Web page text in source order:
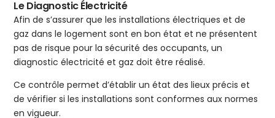
Le Diagnostic Électricité
Afin de s’assurer que les installations électriques et de
gaz dans le logement sont en bon état et ne présentent
pas de risque pour la sécurité des occupants, un
diagnostic électricité et gaz doit être réalisé.
Ce contrôle permet d’établir un état des lieux précis et
de vérifier si les installations sont conformes aux normes
en vigueur.